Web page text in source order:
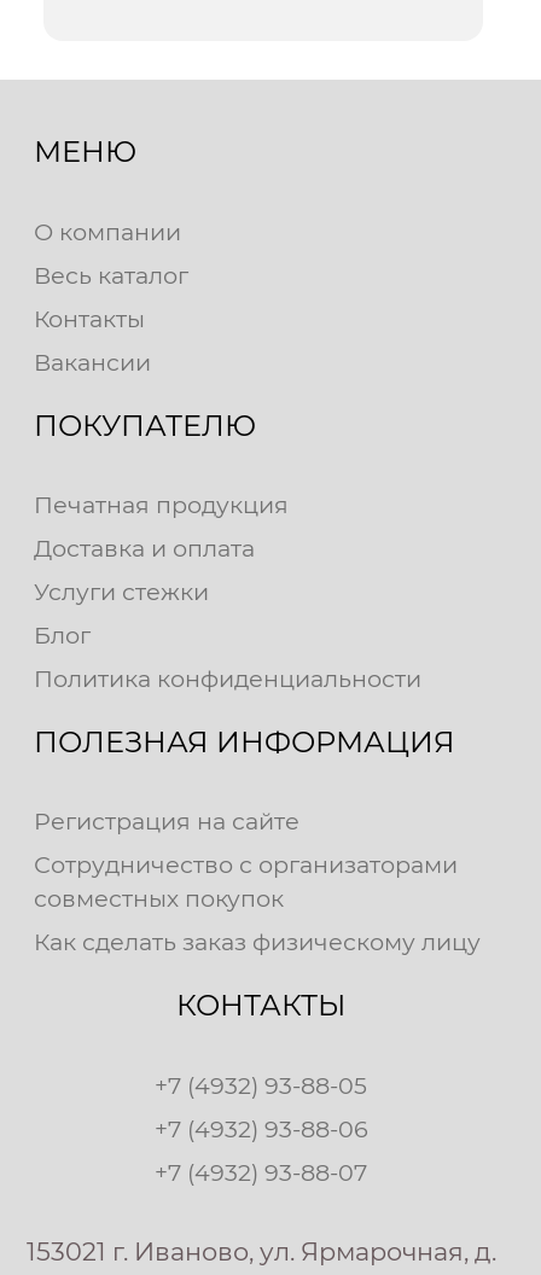
МЕНЮ
О компании
Весь каталог
Контакты
Вакансии
ПОКУПАТЕЛЮ
Печатная продукция
Доставка и оплата
Услуги стежки
Блог
Политика конфиденциальности
ПОЛЕЗНАЯ ИНФОРМАЦИЯ
Регистрация на сайте
Сотрудничество с организаторами
совместных покупок
Как сделать заказ физическому лицу
КОНТАКТЫ
+7 (4932) 93-88-05
+7 (4932) 93-88-06
+7 (4932) 93-88-07
153021 г. Иваново, ул. Ярмарочная, д.